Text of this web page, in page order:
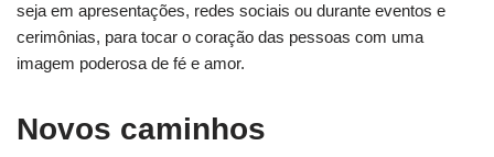
seja em apresentações, redes sociais ou durante eventos e
cerimônias, para tocar o coração das pessoas com uma
imagem poderosa de fé e amor.
Novos caminhos